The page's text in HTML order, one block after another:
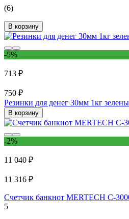
(6)
В корзину
-5%
713 ₽
750 ₽
Резинки для денег 30мм 1кг
В корзину
-2%
11 040 ₽
11 316 ₽
Счетчик банкнот MERTECH C-
5